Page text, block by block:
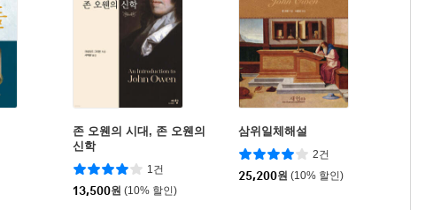
존 오웬의 시대, 존 오웬의
신학
1건
13,500원 (10% 할인)
삼위일체해설
2건
25,200원 (10% 할인)